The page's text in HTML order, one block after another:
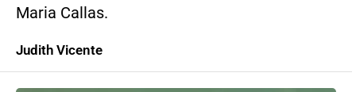
Maria Callas.
Judith Vicente